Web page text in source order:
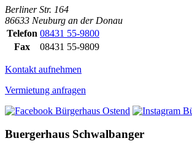
Berliner Str. 164
86633 Neuburg an der Donau
Telefon 08431 55-9800
Fax
08431 55-9809
Kontakt aufnehmen
Vermietung anfragen
Buergerhaus Schwalbanger